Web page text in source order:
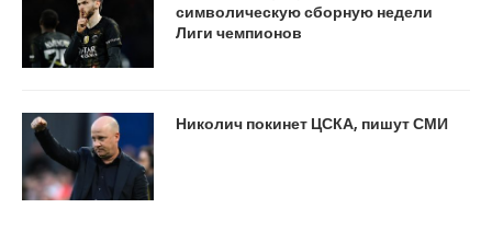
символическую сборную недели
Лиги чемпионов
Николич покинет ЦСКА, пишут СМИ